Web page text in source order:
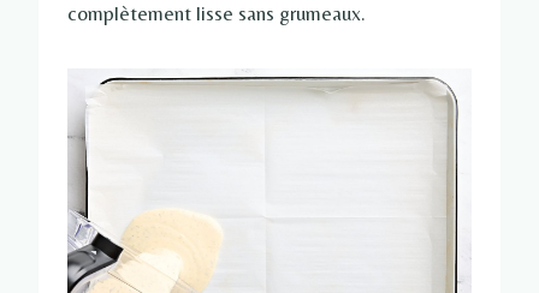
complètement lisse sans grumeaux.